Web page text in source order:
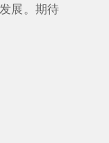
展。期待